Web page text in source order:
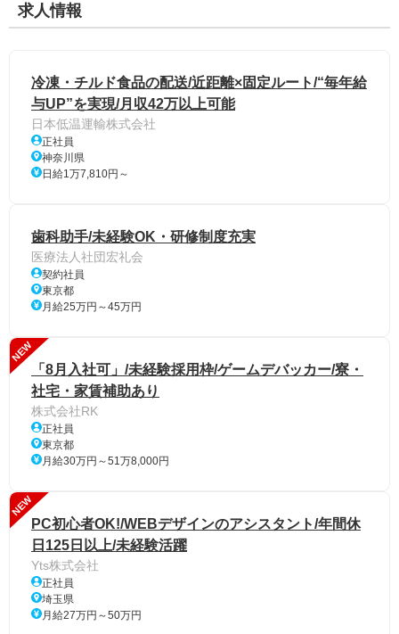
求人情報
冷凍・チルド食品の配送/近距離×固定ルート/“毎年給
与UP”を実現/月収42万以上可能
日本低温運輸株式会社
正社員
神奈川県
日給1万7,810円～
歯科助手/未経験OK・研修制度充実
医療法人社団宏礼会
契約社員
東京都
月給25万円～45万円
NEW
「8月入社可」/未経験採用枠/ゲームデバッカー/寮・
社宅・家賃補助あり
株式会社RK
正社員
東京都
月給30万円～51万8,000円
NEW
PC初心者OK!/WEBデザインのアシスタント/年間休
日125日以上/未経験活躍
Yts株式会社
正社員
埼玉県
月給27万円～50万円